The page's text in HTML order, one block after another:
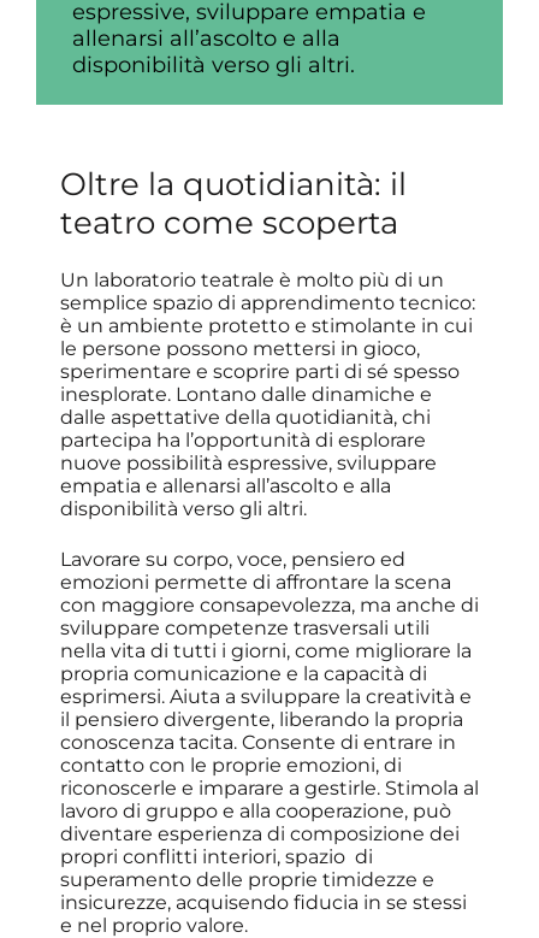
espressive, sviluppare empatia e
allenarsi all’ascolto e alla
disponibilità verso gli altri.
Oltre la quotidianità: il
teatro come scoperta
Un laboratorio teatrale è molto più di un
semplice spazio di apprendimento tecnico:
è un ambiente protetto e stimolante in cui
le persone possono mettersi in gioco,
sperimentare e scoprire parti di sé spesso
inesplorate. Lontano dalle dinamiche e
dalle aspettative della quotidianità, chi
partecipa ha l’opportunità di esplorare
nuove possibilità espressive, sviluppare
empatia e allenarsi all’ascolto e alla
disponibilità verso gli altri.
Lavorare su corpo, voce, pensiero ed
emozioni permette di affrontare la scena
con maggiore consapevolezza, ma anche di
sviluppare competenze trasversali utili
nella vita di tutti i giorni, come migliorare la
propria comunicazione e la capacità di
esprimersi. Aiuta a sviluppare la creatività e
il pensiero divergente, liberando la propria
conoscenza tacita. Consente di entrare in
contatto con le proprie emozioni, di
riconoscerle e imparare a gestirle. Stimola al
lavoro di gruppo e alla cooperazione, può
diventare esperienza di composizione dei
propri conflitti interiori, spazio di
superamento delle proprie timidezze e
insicurezze, acquisendo fiducia in se stessi
e nel proprio valore.